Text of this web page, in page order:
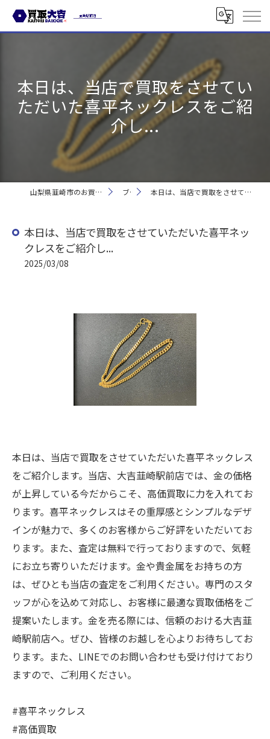
本日は、当店で買取をさせてい
ただいた喜平ネックレスをご紹
介し...
山梨県韮崎市のお買取なら買取大吉 韮崎駅前店 ブログ 本日は、当店で買取をさせていただいた喜平ネックレスをご紹介し...
本日は、当店で買取をさせていただいた喜平ネッ
クレスをご紹介し...
2025/03/08
本日は、当店で買取をさせていただいた喜平ネックレス
をご紹介します。当店、大吉韮崎駅前店では、金の価格
が上昇している今だからこそ、高価買取に力を入れてお
ります。喜平ネックレスはその重厚感とシンプルなデザ
インが魅力で、多くのお客様からご好評をいただいてお
ります。また、査定は無料で行っておりますので、気軽
にお立ち寄りいただけます。金や貴金属をお持ちの方
は、ぜひとも当店の査定をご利用ください。専門のスタ
ッフが心を込めて対応し、お客様に最適な買取価格をご
提案いたします。金を売る際には、信頼のおける大吉韮
崎駅前店へ。ぜひ、皆様のお越しを心よりお待ちしてお
ります。また、LINEでのお問い合わせも受け付けており
ますので、ご利用ください。
#喜平ネックレス
#高価買取